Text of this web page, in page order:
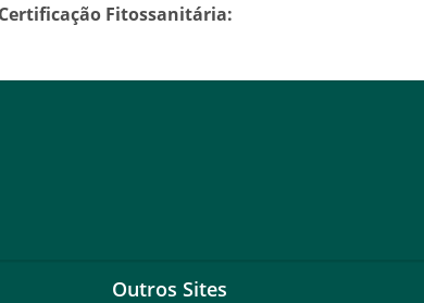
Certificação Fitossanitária:
Outros Sites